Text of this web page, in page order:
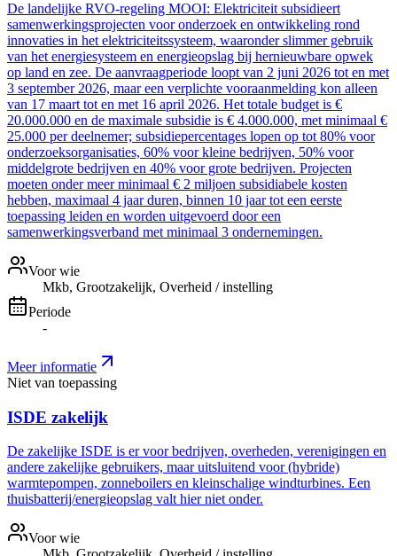
De landelijke RVO-regeling MOOI: Elektriciteit subsidieert
samenwerkingsprojecten voor onderzoek en ontwikkeling rond
innovaties in het elektriciteitssysteem, waaronder slimmer gebruik
van het energiesysteem en energieopslag bij hernieuwbare opwek
op land en zee. De aanvraagperiode loopt van 2 juni 2026 tot en met
3 september 2026, maar een verplichte vooraanmelding kon alleen
van 17 maart tot en met 16 april 2026. Het totale budget is €
20.000.000 en de maximale subsidie is € 4.000.000, met minimaal €
25.000 per deelnemer; subsidiepercentages lopen op tot 80% voor
onderzoeksorganisaties, 60% voor kleine bedrijven, 50% voor
middelgrote bedrijven en 40% voor grote bedrijven. Projecten
moeten onder meer minimaal € 2 miljoen subsidiabele kosten
hebben, maximaal 4 jaar duren, binnen 10 jaar tot een eerste
toepassing leiden en worden uitgevoerd door een
samenwerkingsverband met minimaal 3 ondernemingen.
Voor wie
Mkb, Grootzakelijk, Overheid / instelling
Periode
-
Meer informatie
Niet van toepassing
ISDE zakelijk
De zakelijke ISDE is er voor bedrijven, overheden, verenigingen en
andere zakelijke gebruikers, maar uitsluitend voor (hybride)
warmtepompen, zonneboilers en kleinschalige windturbines. Een
thuisbatterij/energieopslag valt hier niet onder.
Voor wie